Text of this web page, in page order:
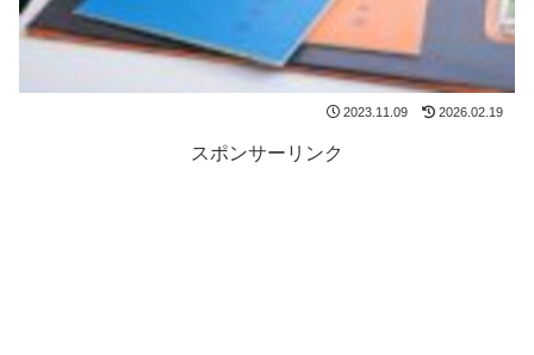
2023.11.09 2026.02.19
スポンサーリンク